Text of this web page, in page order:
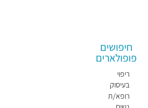
חיפושים
פופולארים
ריפוי
בעיסוק
רופא/ת